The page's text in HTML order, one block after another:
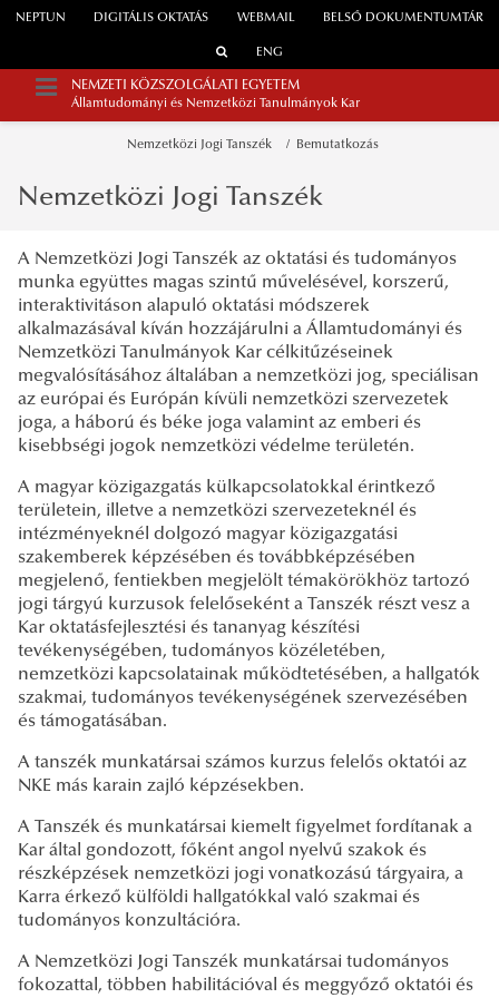
WEBMAIL
NEPTUN DIGITÁLIS OKTATÁS BELSŐ DOKUMENTUMTÁR
ENG
NEMZETI KÖZSZOLGÁLATI EGYETEM
Államtudományi és Nemzetközi Tanulmányok Kar
Nemzetközi Jogi Tanszék Bemutatkozás
Nemzetközi Jogi Tanszék
A Nemzetközi Jogi Tanszék az oktatási és tudományos
munka együttes magas szintű művelésével, korszerű,
interaktivitáson alapuló oktatási módszerek
alkalmazásával kíván hozzájárulni a Államtudományi és
Nemzetközi Tanulmányok Kar célkitűzéseinek
megvalósításához általában a nemzetközi jog, speciálisan
az európai és Európán kívüli nemzetközi szervezetek
joga, a háború és béke joga valamint az emberi és
kisebbségi jogok nemzetközi védelme területén.
A magyar közigazgatás külkapcsolatokkal érintkező
területein, illetve a nemzetközi szervezeteknél és
intézményeknél dolgozó magyar közigazgatási
szakemberek képzésében és továbbképzésében
megjelenő, fentiekben megjelölt témakörökhöz tartozó
jogi tárgyú kurzusok felelőseként a Tanszék részt vesz a
Kar oktatásfejlesztési és tananyag készítési
tevékenységében, tudományos közéletében,
nemzetközi kapcsolatainak működtetésében, a hallgatók
szakmai, tudományos tevékenységének szervezésében
és támogatásában.
A tanszék munkatársai számos kurzus felelős oktatói az
NKE más karain zajló képzésekben.
A Tanszék és munkatársai kiemelt figyelmet fordítanak a
Kar által gondozott, főként angol nyelvű szakok és
részképzések nemzetközi jogi vonatkozású tárgyaira, a
Karra érkező külföldi hallgatókkal való szakmai és
tudományos konzultációra.
A Nemzetközi Jogi Tanszék munkatársai tudományos
fokozattal, többen habilitációval és meggyőző oktatói és